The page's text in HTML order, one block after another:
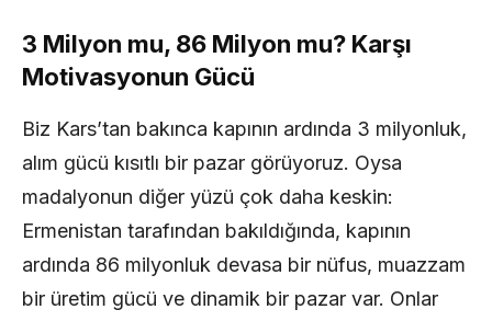
3 Milyon mu, 86 Milyon mu? Karşı
Motivasyonun Gücü
Biz Kars’tan bakınca kapının ardında 3 milyonluk,
alım gücü kısıtlı bir pazar görüyoruz. Oysa
madalyonun diğer yüzü çok daha keskin:
Ermenistan tarafından bakıldığında, kapının
ardında 86 milyonluk devasa bir nüfus, muazzam
bir üretim gücü ve dinamik bir pazar var. Onlar